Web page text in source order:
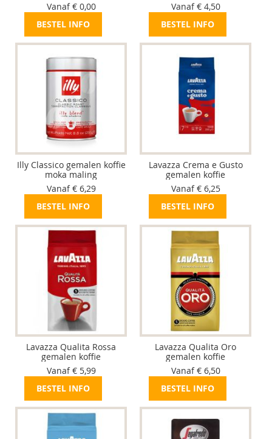
Vanaf € 0,00
BESTEL INFO
Vanaf € 4,50
BESTEL INFO
Illy Classico gemalen koffie
moka maling
Vanaf € 6,29
BESTEL INFO
Lavazza Crema e Gusto
gemalen koffie
Vanaf € 6,25
BESTEL INFO
Lavazza Qualita Rossa
gemalen koffie
Vanaf € 5,99
BESTEL INFO
Lavazza Qualita Oro
gemalen koffie
Vanaf € 6,50
BESTEL INFO